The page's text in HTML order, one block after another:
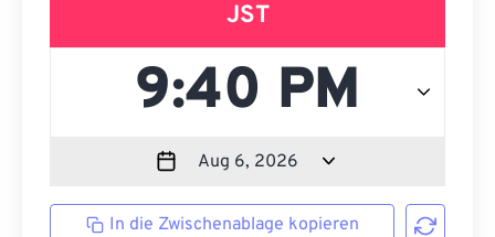
JST
In die Zwischenablage kopieren